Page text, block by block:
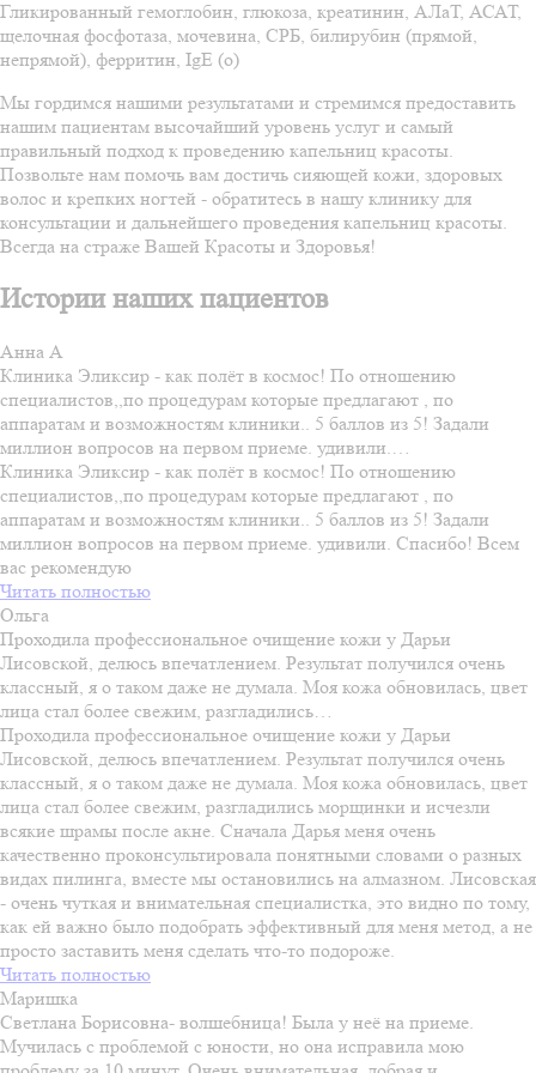
Гликированный гемоглобин, глюкоза, креатинин, АЛаТ, АСАТ,
щелочная фосфотаза, мочевина, СРБ, билирубин (прямой,
непрямой), ферритин, IgE (o)
Мы гордимся нашими результатами и стремимся предоставить
нашим пациентам высочайший уровень услуг и самый
правильный подход к проведению капельниц красоты.
Позвольте нам помочь вам достичь сияющей кожи, здоровых
волос и крепких ногтей - обратитесь в нашу клинику для
консультации и дальнейшего проведения капельниц красоты.
Всегда на страже Вашей Красоты и Здоровья!
Истории наших пациентов
Анна А
Клиника Эликсир - как полёт в космос! По отношению
специалистов,,по процедурам которые предлагают , по
аппаратам и возможностям клиники.. 5 баллов из 5! Задали
миллион вопросов на первом приеме. удивили.…
Клиника Эликсир - как полёт в космос! По отношению
специалистов,,по процедурам которые предлагают , по
аппаратам и возможностям клиники.. 5 баллов из 5! Задали
миллион вопросов на первом приеме. удивили. Спасибо! Всем
вас рекомендую
Читать полностью
Ольга
Проходила профессиональное очищение кожи у Дарьи
Лисовской, делюсь впечатлением. Результат получился очень
классный, я о таком даже не думала. Моя кожа обновилась, цвет
лица стал более свежим, разгладились…
Проходила профессиональное очищение кожи у Дарьи
Лисовской, делюсь впечатлением. Результат получился очень
классный, я о таком даже не думала. Моя кожа обновилась, цвет
лица стал более свежим, разгладились морщинки и исчезли
всякие шрамы после акне. Сначала Дарья меня очень
качественно проконсультировала понятными словами о разных
видах пилинга, вместе мы остановились на алмазном. Лисовская
- очень чуткая и внимательная специалистка, это видно по тому,
как ей важно было подобрать эффективный для меня метод, а не
просто заставить меня сделать что-то подороже.
Читать полностью
Маришка
Светлана Борисовна- волшебница! Была у неё на приеме.
Мучилась с проблемой с юности, но она исправила мою